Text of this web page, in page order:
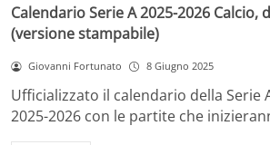
Calendario Serie A 2025-2026 Calcio,
(versione stampabile)
Giovanni Fortunato 8 Giugno 2025
Ufficializzato il calendario della Serie
2025-2026 con le partite che